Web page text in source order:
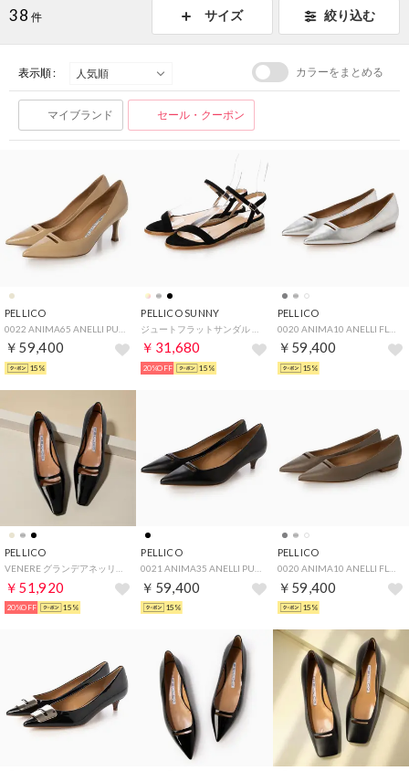
38 件 サイズ 絞り込む
表示順 : カラーをまとめる
マイブランド セール・クーポン
PELLICO
￥59,400
15%
PELLICO SUNNY
￥31,680
20%OFF 15%
PELLICO
￥59,400
15%
PELLICO
￥51,920
20%OFF 15%
PELLICO
￥59,400
15%
PELLICO
￥59,400
15%